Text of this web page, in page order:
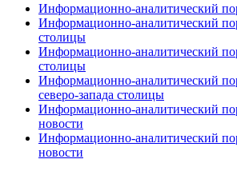
Информационно-аналитический
Информационно-аналитический
столицы
Информационно-аналитический
столицы
Информационно-аналитический
северо-запада столицы
Информационно-аналитический
новости
Информационно-аналитический
новости